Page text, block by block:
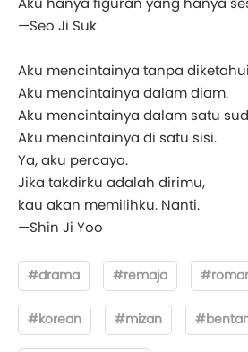
—Seo Ji Suk
Aku mencintainya tanpa
Aku mencintainya dalam diam.
Aku mencintainya dalam satu
Aku mencintainya di satu sisi.
Ya, aku percaya.
Jika takdirku adalah dirimu,
kau akan memilihku. Nanti.
—Shin Ji Yoo
#drama #remaja
#korean #mizan